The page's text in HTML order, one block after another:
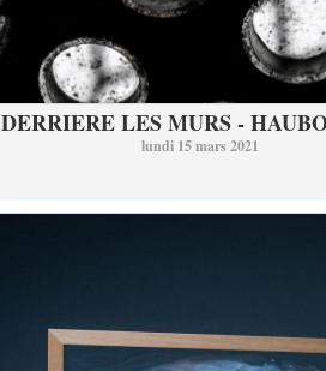
DERRIERE LES MURS -
lundi 15 mars 2021